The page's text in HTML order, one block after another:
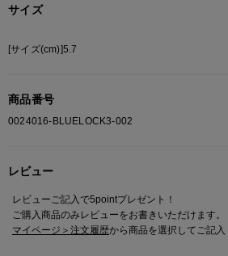
サイズ
[サイズ(cm)]5.7
商品番号
0024016-BLUELOCK3-002
レビュー
レビューご記入で5pointプレゼント！
ご購入商品のみレビューをお書きいただけます。
マイページ＞注文履歴から商品を選択してご記